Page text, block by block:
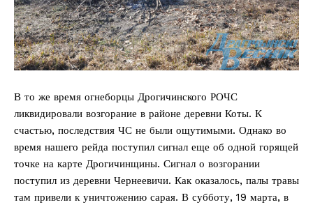
В то же время огнеборцы Дрогичинского РОЧС
ликвидировали возгорание в районе деревни Коты. К
счастью, последствия ЧС не были ощутимыми. Однако во
время нашего рейда поступил сигнал еще об одной горящей
точке на карте Дрогичинщины. Сигнал о возгорании
поступил из деревни Чернеевичи. Как оказалось, палы травы
там привели к уничтожению сарая. В субботу, 19 марта, в